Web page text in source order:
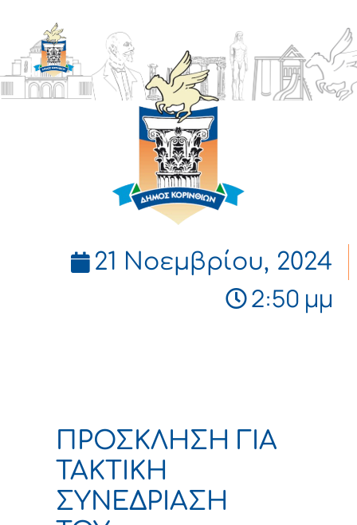
ΔΗΜΟΣ
ΚΟΡΙΝΘΙΩΝ
21 Νοεμβρίου, 2024
2:50 μμ
ΠΡΟΣΚΛΗΣΗ ΓΙΑ
ΤΑΚΤΙΚΗ
ΣΥΝΕΔΡΙΑΣΗ